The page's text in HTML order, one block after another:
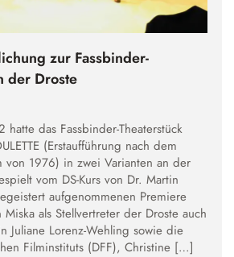
Hülshoff
zur Fassbinder-
der Droste
das Fassbinder-Theaterstück
(Erstaufführung nach dem
von 1976) in zwei Varianten an der
vom DS-Kurs von Dr. Martin
aufgenommenen Premiere
als Stellvertreter der Droste auch
Juliane Lorenz-Wehling sowie die
Filminstituts (DFF), Christine […]